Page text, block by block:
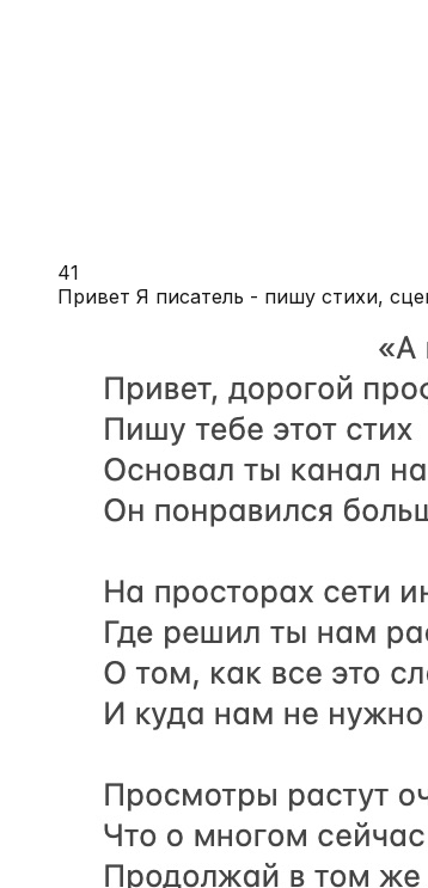
41
Привет Я писатель - пишу стихи,